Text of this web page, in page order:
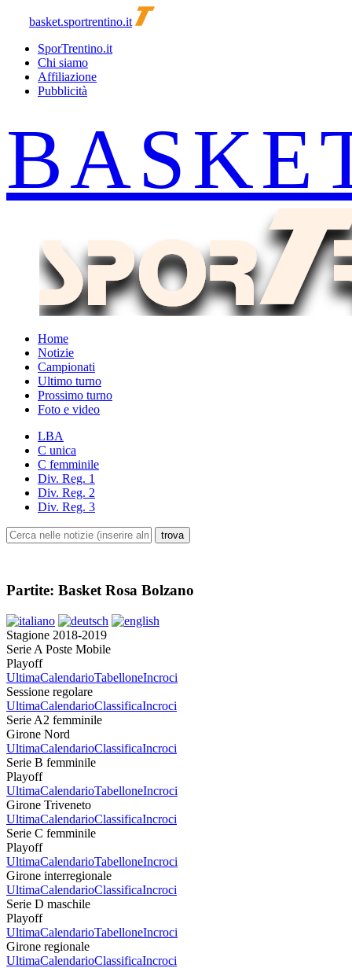
basket.sportrentino.it
SporTrentino.it
Chi siamo
Affiliazione
Pubblicità
Home
Notizie
Campionati
Ultimo turno
Prossimo turno
Foto e video
LBA
C unica
C femminile
Div. Reg. 1
Div. Reg. 2
Div. Reg. 3
Partite: Basket Rosa Bolzano
Stagione 2018-2019
Serie A Poste Mobile
Playoff
UltimaCalendarioTabelloneIncroci
Sessione regolare
UltimaCalendarioClassificaIncroci
Serie A2 femminile
Girone Nord
UltimaCalendarioClassificaIncroci
Serie B femminile
Playoff
UltimaCalendarioTabelloneIncroci
Girone Triveneto
UltimaCalendarioClassificaIncroci
Serie C femminile
Playoff
UltimaCalendarioTabelloneIncroci
Girone interregionale
UltimaCalendarioClassificaIncroci
Serie D maschile
Playoff
UltimaCalendarioTabelloneIncroci
Girone regionale
UltimaCalendarioClassificaIncroci